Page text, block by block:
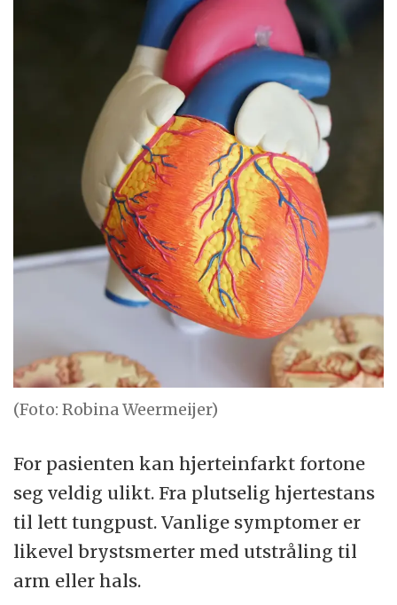
(Foto: Robina Weermeijer)
For pasienten kan hjerteinfarkt fortone
seg veldig ulikt. Fra plutselig hjertestans
til lett tungpust. Vanlige symptomer er
likevel brystsmerter med utstråling til
arm eller hals.